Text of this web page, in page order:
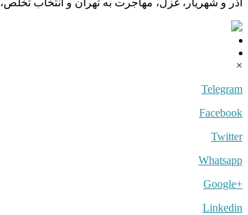
×
Telegram
Facebook
Twitter
Whatsapp
+Google
Linkedin